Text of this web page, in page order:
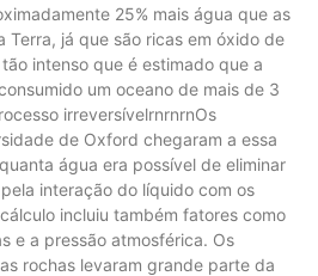
25% mais água que as
Terra, já que são ricas em óxido de
intenso que é estimado que a
um oceano de mais de 3
irreversívelrnrnrnOs
de Oxford chegaram a essa
água era possível de eliminar
interação do líquido com os
incluiu também fatores como
e a pressão atmosférica. Os
rochas levaram grande parte da